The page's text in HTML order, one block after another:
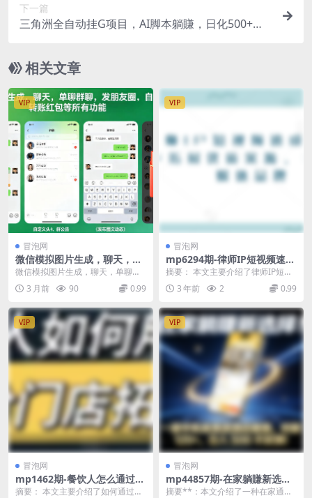
下一篇
三角洲全自动挂G项目，AI脚本躺賺，日化500+，
相关文章
VIP
冒泡网
微信模拟图片生成，聊天，单
聊群聊，发朋友圈，自定义名
字头像，转账红包等所有功能
都可以生成
微信模拟图片生成，聊天，单聊群
聊，发朋友圈，自定义名字头像，
转账红包等所有功能都...
3 月前 90 0.99
VIP
冒泡网
mp6294期-律师IP短视频速成
课，6步拓展优质案源，打造
自媒体品牌
摘要： 本文主要介绍了律师IP短视
频速成课，通过6步法帮助律师拓展
优质案源，打造...
3 年前 2 0.99
VIP
冒泡网
mp1462期-餐饮人怎么通过短
视频招学员和招商，全方面讲
摘要： 本文主要介绍了如何通过短
VIP
冒泡网
mp44857期-在家躺賺新选
择，一部手机做美团酒店截
摘要**：本文介绍了一种在家通过